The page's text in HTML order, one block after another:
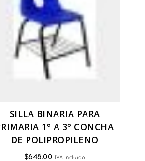
SILLA BINARIA PARA
1° A 3° CONCHA
DE POLIPROPILENO
$648.00 IVA incluido